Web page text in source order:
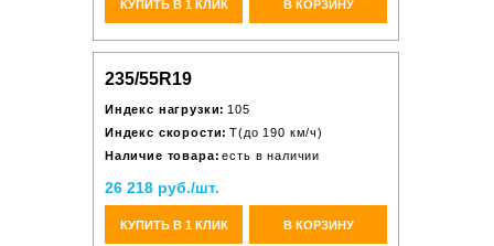
КУПИТЬ В 1 КЛИК В КОРЗИНУ
235/55R19
Индекс нагрузки: 105
Индекс скорости: T(до 190 км/ч)
Наличие товара: есть в наличии
26 218 руб./шт.
КУПИТЬ В 1 КЛИК В КОРЗИНУ